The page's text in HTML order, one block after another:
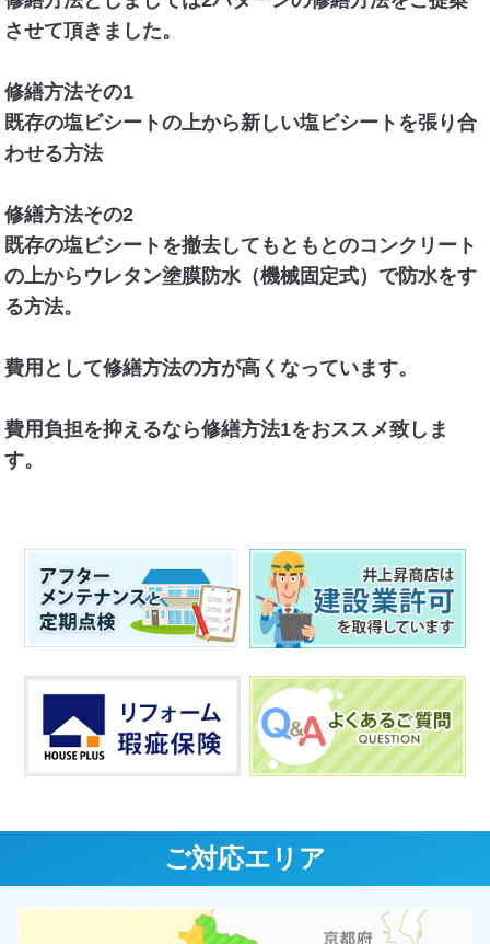
させて頂きました。
修繕方法その1
既存の塩ビシートの上から新しい塩ビシートを張り合
わせる方法
修繕方法その2
既存の塩ビシートを撤去してもともとのコンクリート
の上からウレタン塗膜防水（機械固定式）で防水をす
る方法。
費用として修繕方法の方が高くなっています。
費用負担を抑えるなら修繕方法1をおススメ致しま
す。
ご対応エリア